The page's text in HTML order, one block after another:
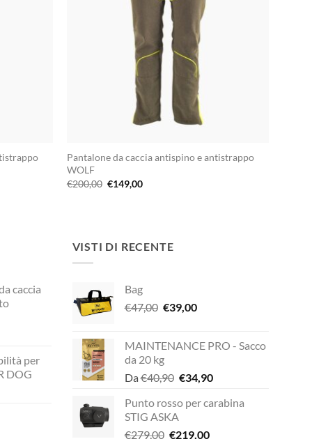
Pantalone da caccia antispino e antistrappo
WOLF
€200,00 Il
prezzo
€149,00Il
caccia
per
DOG
VISTI DI RECENTE
Bag
€47,00 Il
era:
€47,00.
€39,00Il
è:
MAINTENANCE PRO - Sacco
da 20 kg
Da€40,90 Il
originale
era:
€40,90.
€34,90Il
attuale
Punto rosso per carabina
STIG ASKA
€279,00 Il
€219,00Il